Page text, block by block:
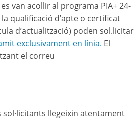
van acollir al programa PIA+ 24-
qualificació d’apte o certificat
d’actualització) poden sol.licitar
exclusivament en línia. El
el correu
sol·licitants llegeixin atentament